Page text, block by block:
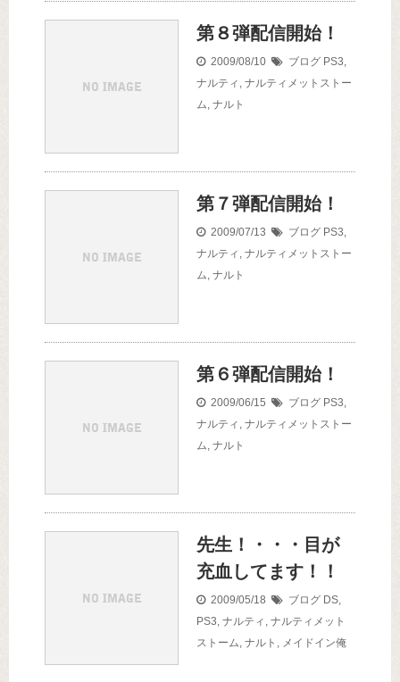
第８弾配信開始！
2009/08/10 ブログ PS3,
ナルティ , ナルティメットストー
ム, ナルト
第７弾配信開始！
2009/07/13 ブログ PS3,
ナルティ , ナルティメットストー
ム, ナルト
第６弾配信開始！
2009/06/15 ブログ PS3,
ナルティ , ナルティメットストー
ム, ナルト
先生！・・・目が
充血してます！！
2009/05/18 ブログ DS,
PS3, ナルティ , ナルティメット
ストーム, ナルト , メイドイン俺